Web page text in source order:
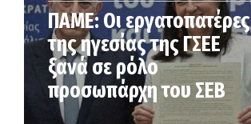
ΠΑΜΕ: Οι εργατοπατέρες
της ηγεσίας της ΓΣΕΕ
ξανά σε ρόλο
προσωπάρχη του ΣΕΒ